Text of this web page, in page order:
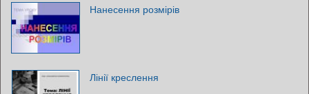
Нанесення розмірів
Лінії креслення